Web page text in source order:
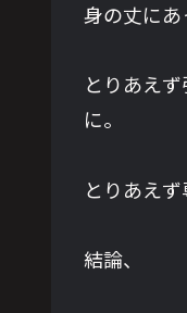
身の丈にあ
とりあえ
に。
とりあえ
結論、